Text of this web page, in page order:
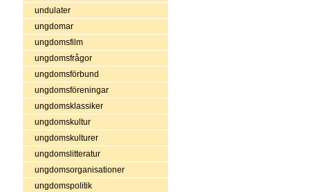
undulater
ungdomar
ungdomsfilm
ungdomsfrågor
ungdomsförbund
ungdomsföreningar
ungdomsklassiker
ungdomskultur
ungdomskulturer
ungdomslitteratur
ungdomsorganisationer
ungdomspolitik